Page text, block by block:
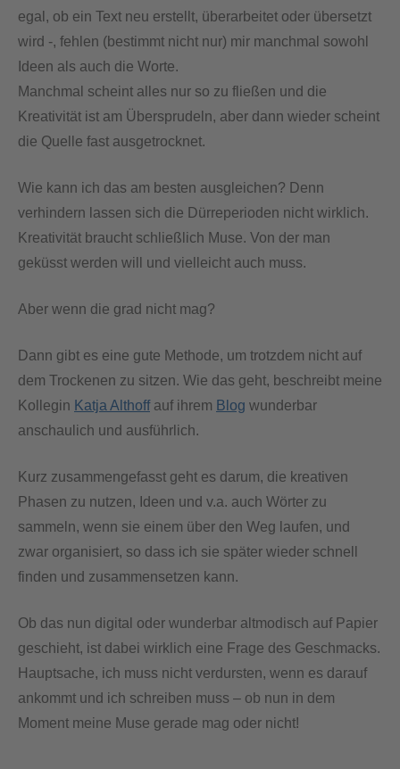
egal, ob ein Text neu erstellt, überarbeitet oder übersetzt
wird -, fehlen (bestimmt nicht nur) mir manchmal sowohl
Ideen als auch die Worte.
Manchmal scheint alles nur so zu fließen und die
Kreativität ist am Übersprudeln, aber dann wieder scheint
die Quelle fast ausgetrocknet.
Wie kann ich das am besten ausgleichen? Denn
verhindern lassen sich die Dürreperioden nicht wirklich.
Kreativität braucht schließlich Muse. Von der man
geküsst werden will und vielleicht auch muss.
Aber wenn die grad nicht mag?
Dann gibt es eine gute Methode, um trotzdem nicht auf
dem Trockenen zu sitzen. Wie das geht, beschreibt meine
Kollegin Katja Althoffauf ihrem Blog wunderbar
anschaulich und ausführlich.
Kurz zusammengefasst geht es darum, die kreativen
Phasen zu nutzen, Ideen und v.a. auch Wörter zu
sammeln, wenn sie einem über den Weg laufen, und
zwar organisiert, so dass ich sie später wieder schnell
finden und zusammensetzen kann.
Ob das nun digital oder wunderbar altmodisch auf Papier
geschieht, ist dabei wirklich eine Frage des Geschmacks.
Hauptsache, ich muss nicht verdursten, wenn es darauf
ankommt und ich schreiben muss – ob nun in dem
Moment meine Muse gerade mag oder nicht!